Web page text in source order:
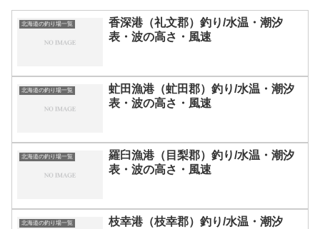
北海道の釣り場一覧
香深港（礼文郡）釣り/水温・潮汐
表・波の高さ・風速
北海道の釣り場一覧
虻田漁港（虻田郡）釣り/水温・潮汐
表・波の高さ・風速
北海道の釣り場一覧
羅臼漁港（目梨郡）釣り/水温・潮汐
表・波の高さ・風速
北海道の釣り場一覧
枝幸港（枝幸郡）釣り/水温・潮汐